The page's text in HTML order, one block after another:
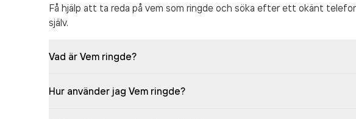
Få hjälp att ta reda på vem som ringde och söka efter ett okänt
själv.
Vad är Vem ringde?
Hur använder jag Vem ringde?